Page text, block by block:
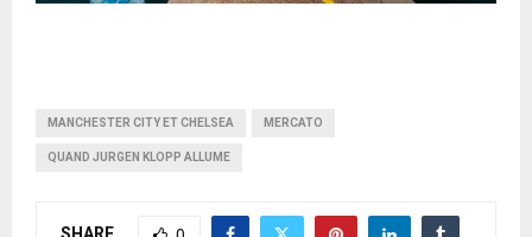
MANCHESTER CITY ET CHELSEA MERCATO
QUAND JURGEN KLOPP ALLUME